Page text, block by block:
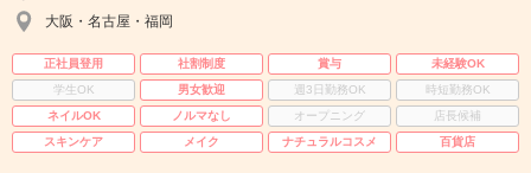
大阪・名古屋・福岡
正社員登用 社割制度 賞与
未経験OK
学生OK
男女歓迎 週3日勤務OK
時短勤務OK
ネイルOK
ノルマなし オープニング
店長候補
スキンケア
メイク ナチュラルコスメ 百貨店